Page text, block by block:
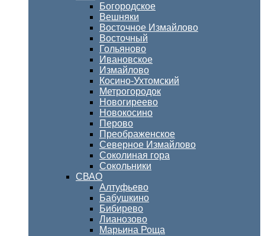
Богородское
Вешняки
Восточное Измайлово
Восточный
Гольяново
Ивановское
Измайлово
Косино-Ухтомский
Метрогородок
Новогиреево
Новокосино
Перово
Преображенское
Северное Измайлово
Соколиная гора
Сокольники
СВАО
Алтуфьево
Бабушкино
Бибирево
Лианозово
Марьина Роща